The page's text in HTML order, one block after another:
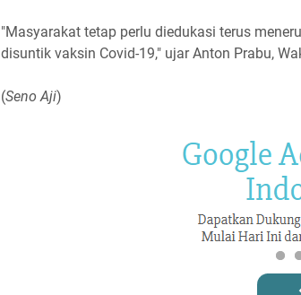
"Masyarakat tetap perlu diedukasi terus
disuntik vaksin Covid-19," ujar Anton Prabu,
(Seno Aji)